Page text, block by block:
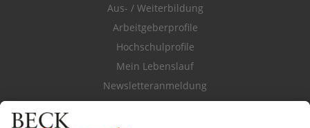
Aus- / Weiterbildung
Arbeitgeberprofile
Hochschulprofile
Mein Lebenslauf
Newsletteranmeldung
Durchsuchen Sie den Stellenkatalog